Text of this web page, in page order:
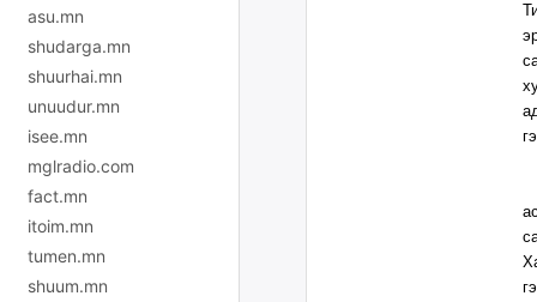
asu.mn
shudarga.mn
shuurhai.mn
unuudur.mn
isee.mn
mglradio.com
fact.mn
itoim.mn
tumen.mn
shuum.mn